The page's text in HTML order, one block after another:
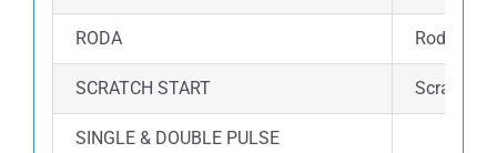
RODA Roda
SCRATCH START Scratch
SINGLE & DOUBLE PULSE